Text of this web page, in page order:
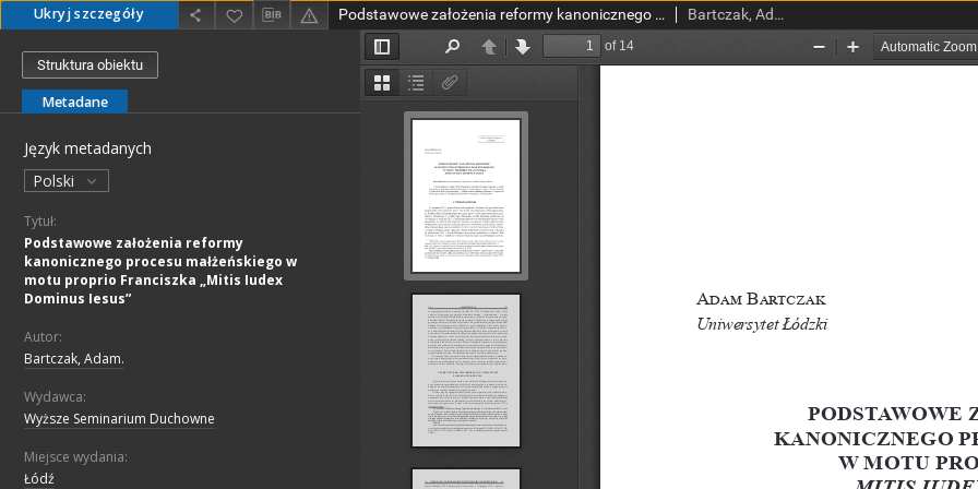
Ukryj szczegóły Podstawowe założenia reformy kanonicznego procesu małżeńskiego w motu proprio Franciszka „Mitis Iudex Dominus Iesus” Bartczak, Adam.
Struktura obiektu
Metadane
Język metadanych
Polski
Tytuł:
Podstawowe założenia reformy
kanonicznego procesu małżeńskiego w
motu proprio Franciszka „Mitis Iudex
Dominus Iesus”
Autor:
Bartczak, Adam.
Wydawca:
Wyższe Seminarium Duchowne
Miejsce wydania:
Łódź